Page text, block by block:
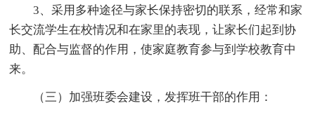
3、采用多种途径与家长保持密切的联系，经常和家
长交流学生在校情况和在家里的表现，让家长们起到协
助、配合与监督的作用，使家庭教育参与到学校教育中
来。
（三）加强班委会建设，发挥班干部的作用：